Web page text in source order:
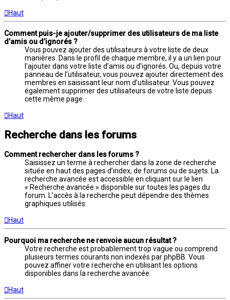
Haut
Comment puis-je ajouter/supprimer des utilisateurs de ma liste
d’amis ou d’ignorés ?
Vous pouvez ajouter des utilisateurs à votre liste de deux
manières. Dans le profil de chaque membre, il y a un lien pour
l’ajouter dans votre liste d’amis ou d’ignorés. Ou, depuis votre
panneau de l’utilisateur, vous pouvez ajouter directement des
membres en saisissant leur nom d’utilisateur. Vous pouvez
également supprimer des utilisateurs de votre liste depuis
cette même page.
Haut
Recherche dans les forums
Comment rechercher dans les forums ?
Saisissez un terme à rechercher dans la zone de recherche
située en haut des pages d’index, de forums ou de sujets. La
recherche avancée est accessible en cliquant sur le lien
« Recherche avancée » disponible sur toutes les pages du
forum. L’accès à la recherche peut dépendre des thèmes
graphiques utilisés.
Haut
Pourquoi ma recherche ne renvoie aucun résultat ?
Votre recherche est probablement trop vague ou comprend
plusieurs termes courants non indexés par phpBB. Vous
pouvez affiner votre recherche en utilisant les options
disponibles dans la recherche avancée.
Haut